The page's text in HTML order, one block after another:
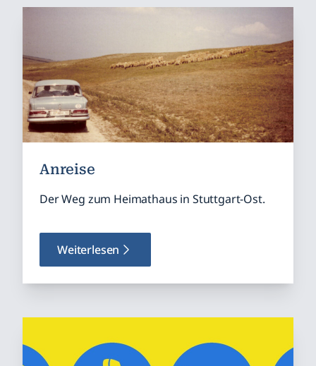
Anreise
Der Weg zum Heimathaus in Stuttgart-Ost.
Weiterlesen